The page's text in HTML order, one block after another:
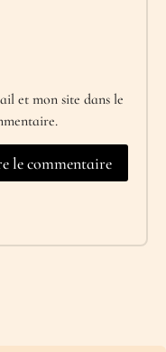
et mon site dans le
le commentaire